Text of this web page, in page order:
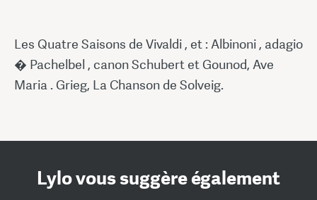
Les Quatre Saisons de Vivaldi , et : Albinoni , adagio
� Pachelbel , canon Schubert et Gounod, Ave
Maria . Grieg, La Chanson de Solveig.
Lylo vous suggère également